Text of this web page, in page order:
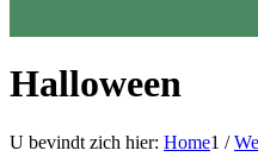
Halloween
U bevindt zich hier: Home1 /